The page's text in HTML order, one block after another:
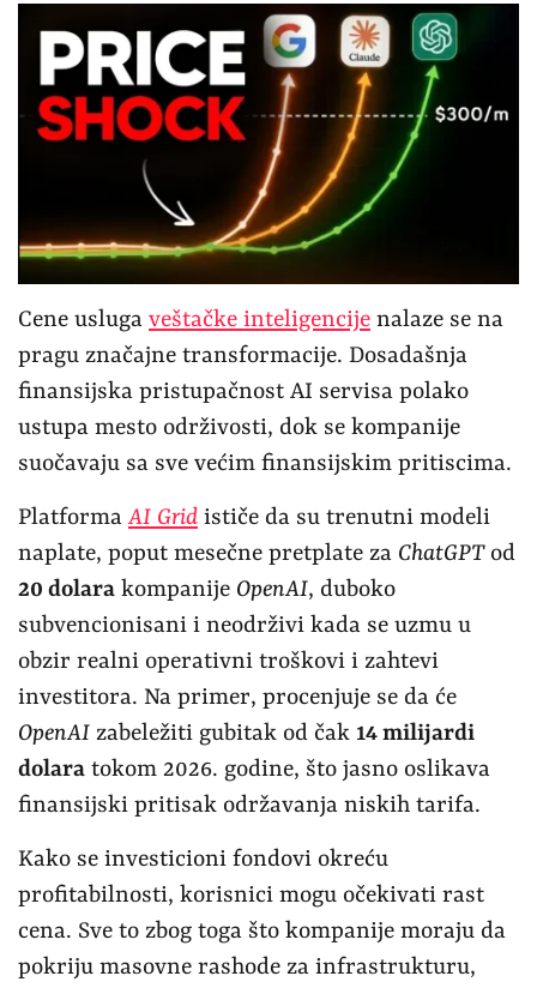
Cene usluga veštačke inteligencije nalaze se na
pragu značajne transformacije. Dosadašnja
finansijska pristupačnost AI servisa polako
ustupa mesto održivosti, dok se kompanije
suočavaju sa sve većim finansijskim pritiscima.
PlatformaAI Grid ističe da su trenutni modeli
naplate, poput mesečne pretplate za ChatGPTod
20 dolara kompanije OpenAI, duboko
subvencionisani i neodrživi kada se uzmu u
obzir realni operativni troškovi i zahtevi
investitora. Na primer, procenjuje se da će
OpenAI zabeležiti gubitak od čak 14 milijardi
dolara tokom 2026. godine, što jasno oslikava
finansijski pritisak održavanja niskih tarifa.
Kako se investicioni fondovi okreću
profitabilnosti, korisnici mogu očekivati rast
cena. Sve to zbog toga što kompanije moraju da
pokriju masovne rashode za infrastrukturu,